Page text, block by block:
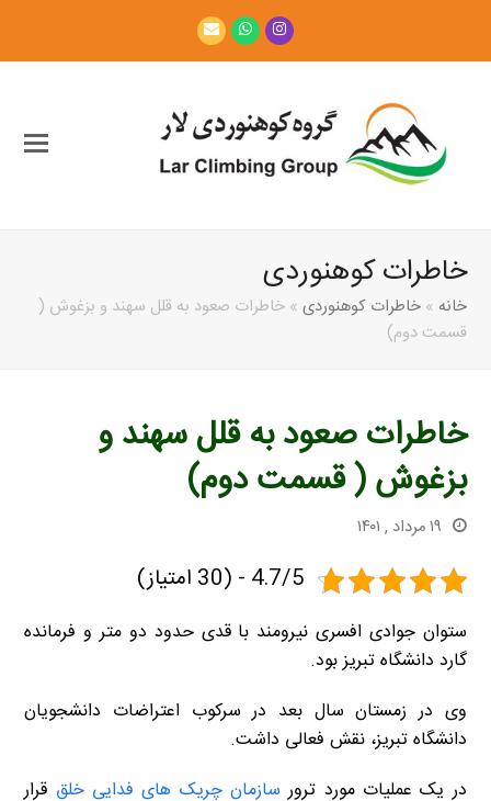
Instagram
Whatsapp
Email
خاطرات کوهنوردی
خانه »خاطرات کوهنوردی »خاطرات صعود به قلل سهند و بزغوش (
قسمت دوم)
خاطرات صعود به قلل سهند و
بزغوش ( قسمت دوم)
۱۹ مرداد , ۱۴۰۱
4.7/5 - (30 امتیاز)
ستوان جوادی افسری نیرومند با قدی حدود دو متر و فرمانده
گارد دانشگاه تبریز بود.
وی در زمستان سال بعد در سرکوب اعتراضات دانشجویان
دانشگاه تبریز، نقش فعالی داشت.
در یک عملیات مورد ترورسازمان چریک های فدایی خلق قرار